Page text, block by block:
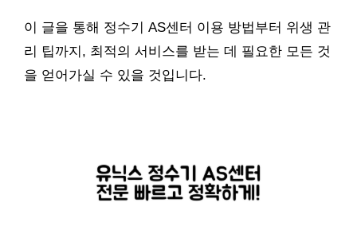
이 글을 통해 정수기 AS센터 이용 방법부터 위생 관
리 팁까지, 최적의 서비스를 받는 데 필요한 모든 것
을 얻어가실 수 있을 것입니다.